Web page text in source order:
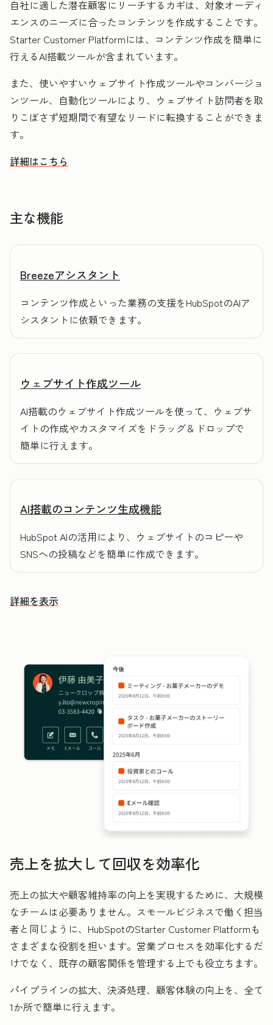
自社に適した潜在顧客にリーチするカギは、対象オーディ
エンスのニーズに合ったコンテンツを作成することです。
Starter Customer Platformには、コンテンツ作成を簡単に
行えるAI搭載ツールが含まれています。
また、使いやすいウェブサイト作成ツールやコンバージョ
ンツール、自動化ツールにより、ウェブサイト訪問者を取
りこぼさず短期間で有望なリードに転換することができま
す。
詳細はこちら
HubSpotを活用して潜在顧客を発見しリーチを拡大する方法
主な機能
Breezeアシスタント
コンテンツ作成といった業務の支援をHubSpotのAIア
シスタントに依頼できます。
ウェブサイト作成ツール
AI搭載のウェブサイト作成ツールを使って、ウェブサ
イトの作成やカスタマイズをドラッグ＆ドロップで
簡単に行えます。
AI搭載のコンテンツ生成機能
HubSpot AIの活用により、ウェブサイトのコピーや
SNSへの投稿などを簡単に作成できます。
詳細を表示
その他の機能を確認する
売上を拡大して回収を効率化
売上の拡大や顧客維持率の向上を実現するために、大規模
なチームは必要ありません。スモールビジネスで働く担当
者と同じように、HubSpotのStarter Customer Platformも
さまざまな役割を担います。営業プロセスを効率化するだ
けでなく、既存の顧客関係を管理する上でも役立ちます。
パイプラインの拡大、決済処理、顧客体験の向上を、全て
1か所で簡単に行えます。